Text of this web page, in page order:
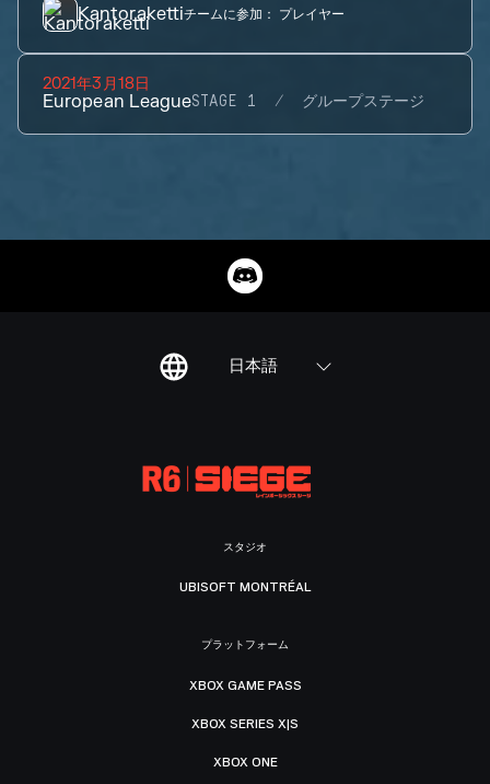
Kantorakettiチームに参加： プレイヤー
2021年3月18日
European LeagueSTAGE 1 グループステージ
日本語
スタジオ
UBISOFT MONTRÉAL
プラットフォーム
XBOX GAME PASS
XBOX SERIES X|S
XBOX ONE